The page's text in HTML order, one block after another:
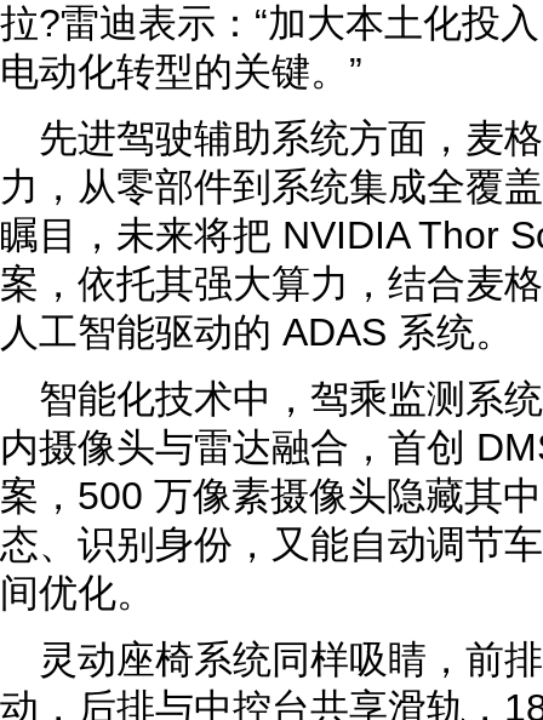
拉?雷迪表示：“加大本土化投
电动化转型的关键。”
先进驾驶辅助系统方面，麦
力，从零部件到系统集成全覆
瞩目，未来将把 NVIDIA Thor
案，依托其强大算力，结合麦
人工智能驱动的 ADAS 系统。
智能化技术中，驾乘监测系
内摄像头与雷达融合，首创
案，500 万像素摄像头隐藏其
态、识别身份，又能自动调节
间优化。
灵动座椅系统同样吸睛，前
动，后排与中控台共享滑轨，